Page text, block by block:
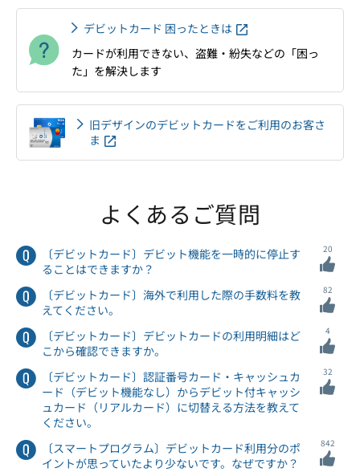
デビットカード 困ったときは
カードが利用できない、盗難・紛失などの「困っ
た」を解決します
旧デザインのデビットカードをご利用のお客さ
ま
よくあるご質問
〔デビットカード〕デビット機能を一時的に停止す
ることはできますか？
20
〔デビットカード〕海外で利用した際の手数料を教
えてください。
82
〔デビットカード〕デビットカードの利用明細はど
こから確認できますか。
4
〔デビットカード〕認証番号カード・キャッシュカ
ード（デビット機能なし）からデビット付キャッシ
ュカード（リアルカード）に切替える方法を教えて
ください。
32
〔スマートプログラム〕デビットカード利用分のポ
イントが思っていたより少ないです。なぜですか？
842